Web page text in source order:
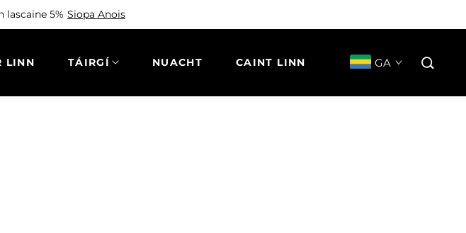
lascaine 5% Siopa Anois
LINN TÁIRGÍ NUACHT CAINT LINN GA